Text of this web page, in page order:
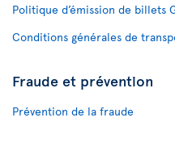
Politique d’émission de billets
Conditions générales de
Fraude et prévention
Prévention de la fraude